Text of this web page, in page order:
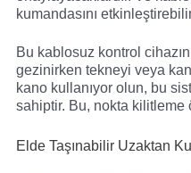
kumandasını
Bu kablosuz kontrol
gezinirken tekneyi veya
kano kullanıyor olun, bu
sahiptir. Bu, nokta kilitleme
Elde Taşınabilir Uzaktan